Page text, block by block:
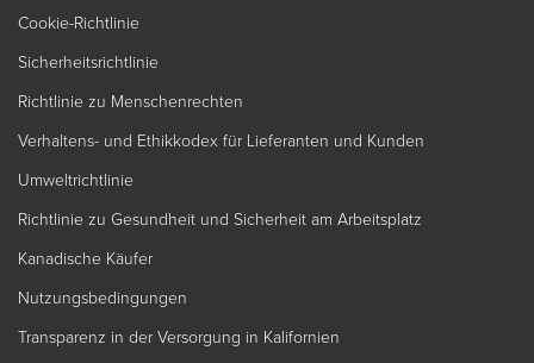
Cookie-Richtlinie
Sicherheitsrichtlinie
Richtlinie zu Menschenrechten
Verhaltens- und Ethikkodex für Lieferanten und Kunden
Umweltrichtlinie
Richtlinie zu Gesundheit und Sicherheit am Arbeitsplatz
Kanadische Käufer
Nutzungsbedingungen
Transparenz in der Versorgung in Kalifornien